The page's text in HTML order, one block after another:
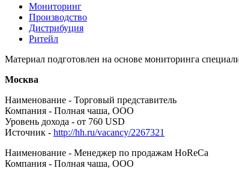
Мониторинг
Производство
Дистрибуция
Ритейл
Материал подготовлен на основе мониторинга
Москва
Наименование - Торговый представитель
Компания - Полная чаша, ООО
Уровень дохода - от 760 USD
Источник - http://hh.ru/vacancy/2267321
Наименование - Менеджер по продажам HoReCa
Компания - Полная чаша, ООО